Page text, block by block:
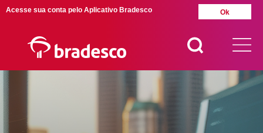
MAIS BUSCADOS
Acesse sua conta pelo Aplicativo Bradesco Ok